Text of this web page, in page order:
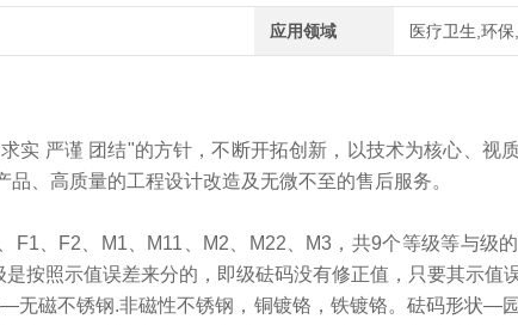
应用领域 医疗卫生,环
求实 严谨 团结"的方针，不断开拓创新，以技术为核心、视
、高质量的工程设计改造及无微不至的售后服务。
F1、F2、M1、M11、M2、M22、M3，共9个等级等与级
按照示值误差来分的，即级砝码没有修正值，只要其示值
无磁不锈钢.非磁性不锈钢，铜镀铬，铁镀铬。砝码形状—